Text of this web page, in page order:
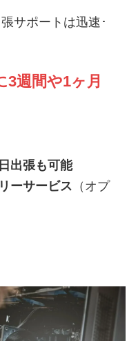
サポートは迅速･
3週間や1ヶ月
出張も可能
ーサービス （オプ